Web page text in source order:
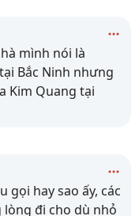
mình nói là
Bắc Ninh nhưng
Kim Quang tại
gọi hay sao ấy, các
lòng đi cho dù nhỏ